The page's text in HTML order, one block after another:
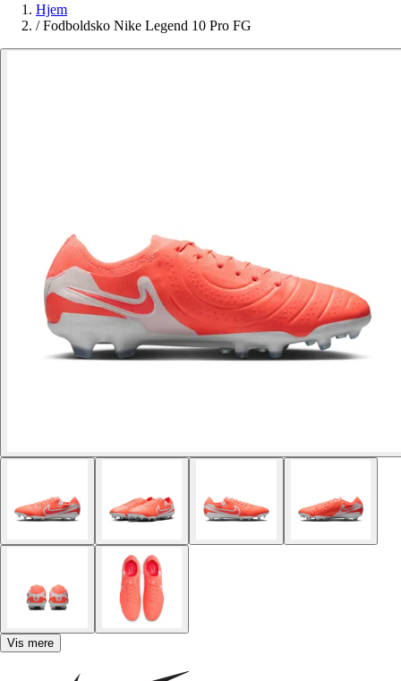
Hjem
/ Fodboldsko Nike Legend 10 Pro FG
Vis mere